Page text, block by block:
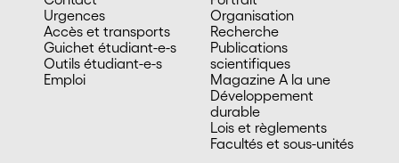
Urgences
Accès et transports
Guichet étudiant-e-s
Outils étudiant-e-s
Emploi
Organisation
Recherche
Publications
scientifiques
Magazine A la une
Développement
durable
Lois et règlements
Facultés et sous-unités